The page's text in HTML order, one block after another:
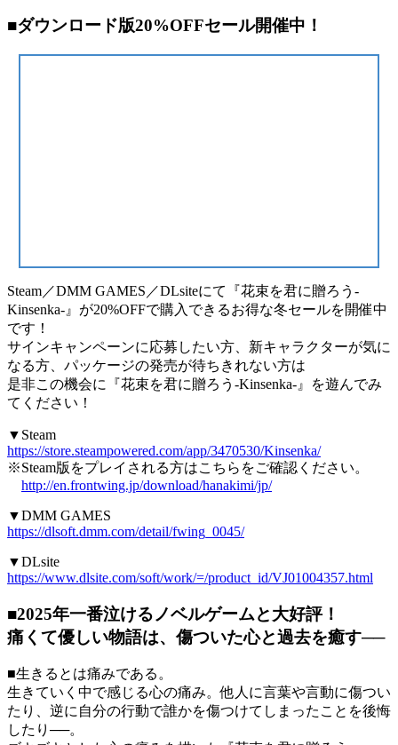
■ダウンロード版20%OFFセール開催中！
Steam／DMM GAMES／DLsiteにて『花束を君に贈ろう-
Kinsenka-』が20%OFFで購入できるお得な冬セールを開催中
です！
サインキャンペーンに応募したい方、新キャラクターが気に
なる方、パッケージの発売が待ちきれない方は
是非この機会に『花束を君に贈ろう-Kinsenka-』を遊んでみ
てください！
▼Steam
https://store.steampowered.com/app/3470530/Kinsenka/
※Steam版をプレイされる方はこちらをご確認ください。
http://en.frontwing.jp/download/hanakimi/jp/
▼DMM GAMES
https://dlsoft.dmm.com/detail/fwing_0045/
▼DLsite
https://www.dlsite.com/soft/work/=/product_id/VJ01004357.html
■2025年一番泣けるノベルゲームと大好評！
痛くて優しい物語は、傷ついた心と過去を癒す──
■生きるとは痛みである。
生きていく中で感じる心の痛み。他人に言葉や言動に傷つい
たり、逆に自分の行動で誰かを傷つけてしまったことを後悔
したり──。